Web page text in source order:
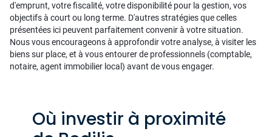
d'emprunt, votre fiscalité, votre disponibilité pour la gestion, vos
objectifs à court ou long terme. D'autres stratégies que celles
présentées ici peuvent parfaitement convenir à votre situation.
Nous vous encourageons à approfondir votre analyse, à visiter les
biens sur place, et à vous entourer de professionnels (comptable,
notaire, agent immobilier local) avant de vous engager.
Où investir à proximité